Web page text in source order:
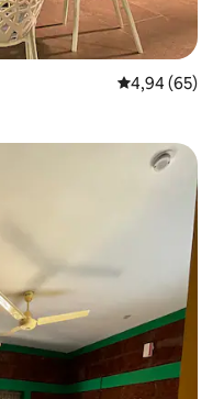
Gemiddelde
4,94 (65)